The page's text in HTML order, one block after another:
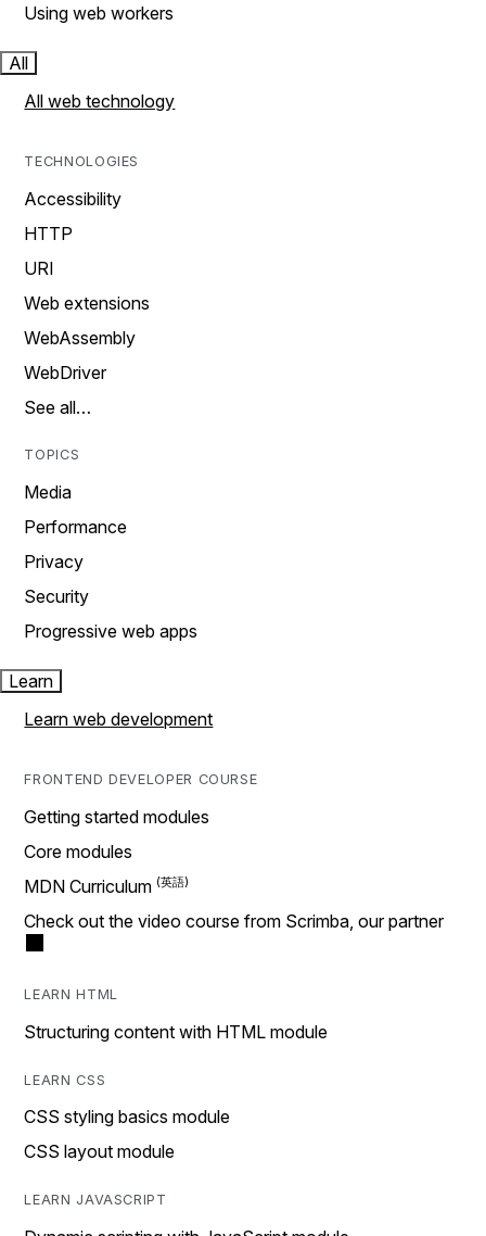
Using web workers
All
All web technology
TECHNOLOGIES
Accessibility
HTTP
URI
Web extensions
WebAssembly
WebDriver
See all…
TOPICS
Media
Performance
Privacy
Security
Progressive web apps
Learn
Learn web development
FRONTEND DEVELOPER COURSE
Getting started modules
Core modules
MDN Curriculum
Check out the video course from Scrimba, our partner
LEARN HTML
Structuring content with HTML module
LEARN CSS
CSS styling basics module
CSS layout module
LEARN JAVASCRIPT